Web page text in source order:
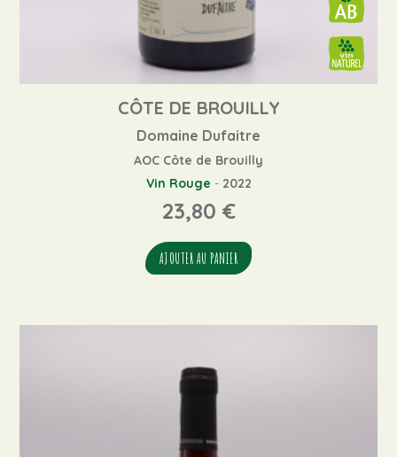
CÔTE DE BROUILLY
Domaine Dufaitre
AOC Côte de Brouilly
Vin Rouge - 2022
23,80 €
AJOUTER AU PANIER